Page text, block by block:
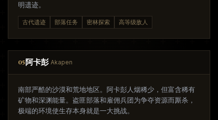
明遗迹。
古代遗迹 部落任务 密林探索 高等级敌人
05阿卡彭 Akapen
南部严酷的沙漠和荒地地区。阿卡彭人烟稀少，但富含稀有
矿物和深渊能量。盗匪部落和雇佣兵团为争夺资源而厮杀，
极端的环境使生存本身就是一大挑战。